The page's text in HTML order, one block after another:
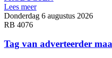
Lees meer
Donderdag 6 augustus 2026
RB 4076
Tag van adverteerder